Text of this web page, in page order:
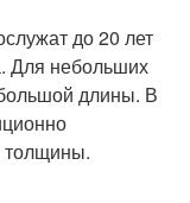
до 20 лет
Для небольших
длины. В
толщины.